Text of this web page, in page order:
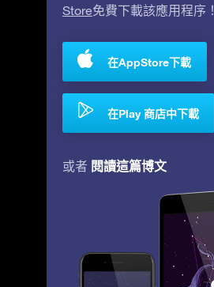
Store免費下載該應用程序！
在AppStore下載
在Play 商店中下載
或者 閱讀這篇博文